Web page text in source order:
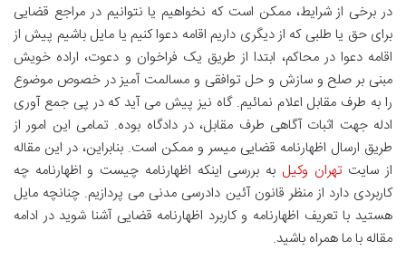
در برخی از شرایط، ممکن است که نخواهیم یا نتوانیم در مراجع قضایی
برای حق یا طلبی که از دیگری داریم اقامه دعوا کنیم یا مایل باشیم پیش از
اقامه دعوا در محاکم، ابتدا از طریق یک فراخوان و دعوت، اراده خویش
مبنی بر صلح و سازش و حل توافقی و مسالمت آمیز در خصوص موضوع
را به طرف مقابل اعلام نمائیم. گاه نیز پیش می آید که در پی جمع آوری
ادله جهت اثبات آگاهی طرف مقابل، در دادگاه بوده. تمامی این امور از
طریق ارسال اظهارنامه قضایی میسر و ممکن است. بنابراین، در این مقاله
از سایت تهران وکیل به بررسی اینکه اظهارنامه چیست و اظهارنامه چه
کاربردی دارد از منظر قانون آئین دادرسی مدنی می پردازیم. چنانچه مایل
هستید با تعریف اظهارنامه و کاربرد اظهارنامه قضایی آشنا شوید در ادامه
مقاله با ما همراه باشید.